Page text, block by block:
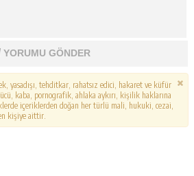
YORUMU GÖNDER
yasadışı, tehditkar, rahatsız edici, hakaret ve küfür
kaba, pornografik, ahlaka aykırı, kişilik haklarına
içeriklerden doğan her türlü mali, hukuki, cezai,
kişiye aittir.